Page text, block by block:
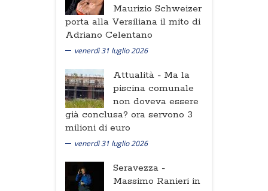
Maurizio Schweizer
porta alla Versiliana il mito di
Adriano Celentano
venerdì 31 luglio 2026
Attualità - Ma la
piscina comunale
non doveva essere
già conclusa? ora servono 3
milioni di euro
venerdì 31 luglio 2026
Seravezza -
Massimo Ranieri in